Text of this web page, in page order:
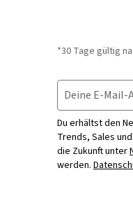
*30 Tage gültig
Deine E-Mail-
Du erhältst den
Trends, Sales
die Zukunft unter
werden.